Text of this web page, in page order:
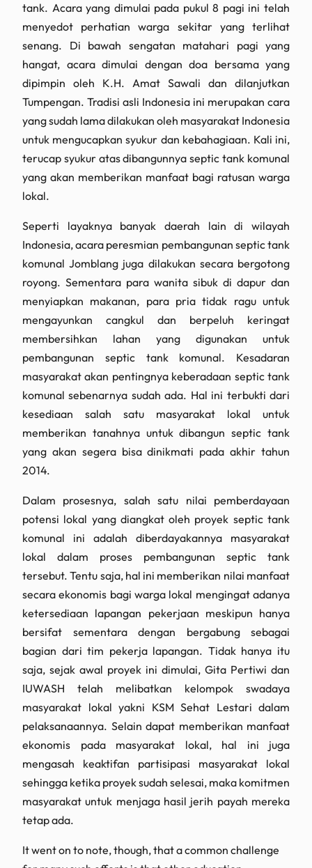
tank. Acara yang dimulai pada pukul 8 pagi ini telah
menyedot perhatian warga sekitar yang terlihat
senang. Di bawah sengatan matahari pagi yang
hangat, acara dimulai dengan doa bersama yang
dipimpin oleh K.H. Amat Sawali dan dilanjutkan
Tumpengan. Tradisi asli Indonesia ini merupakan cara
yang sudah lama dilakukan oleh masyarakat Indonesia
untuk mengucapkan syukur dan kebahagiaan. Kali ini,
terucap syukur atas dibangunnya septic tank komunal
yang akan memberikan manfaat bagi ratusan warga
lokal.
Seperti layaknya banyak daerah lain di wilayah
Indonesia, acara peresmian pembangunan septic tank
komunal Jomblang juga dilakukan secara bergotong
royong. Sementara para wanita sibuk di dapur dan
menyiapkan makanan, para pria tidak ragu untuk
mengayunkan cangkul dan berpeluh keringat
membersihkan lahan yang digunakan untuk
pembangunan septic tank komunal. Kesadaran
masyarakat akan pentingnya keberadaan septic tank
komunal sebenarnya sudah ada. Hal ini terbukti dari
kesediaan salah satu masyarakat lokal untuk
memberikan tanahnya untuk dibangun septic tank
yang akan segera bisa dinikmati pada akhir tahun
2014.
Dalam prosesnya, salah satu nilai pemberdayaan
potensi lokal yang diangkat oleh proyek septic tank
komunal ini adalah diberdayakannya masyarakat
lokal dalam proses pembangunan septic tank
tersebut. Tentu saja, hal ini memberikan nilai manfaat
secara ekonomis bagi warga lokal mengingat adanya
ketersediaan lapangan pekerjaan meskipun hanya
bersifat sementara dengan bergabung sebagai
bagian dari tim pekerja lapangan. Tidak hanya itu
saja, sejak awal proyek ini dimulai, Gita Pertiwi dan
IUWASH telah melibatkan kelompok swadaya
masyarakat lokal yakni KSM Sehat Lestari dalam
pelaksanaannya. Selain dapat memberikan manfaat
ekonomis pada masyarakat lokal, hal ini juga
mengasah keaktifan partisipasi masyarakat lokal
sehingga ketika proyek sudah selesai, maka komitmen
masyarakat untuk menjaga hasil jerih payah mereka
tetap ada.
It went on to note, though, that a common challenge